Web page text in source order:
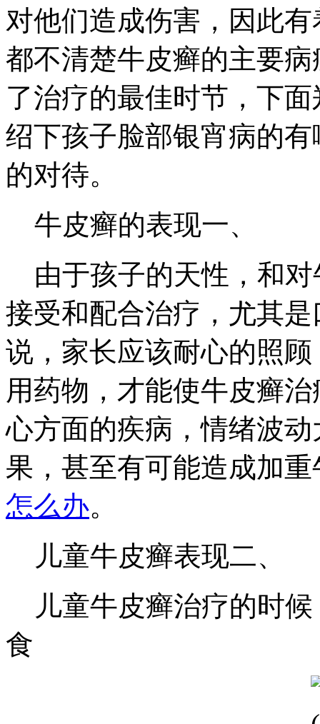
对他们造成伤害，因此
都不清楚牛皮癣的主要
了治疗的最佳时节，下
绍下孩子脸部银宵病的
的对待。
牛皮癣的表现一、
由于孩子的天性，和对
接受和配合治疗，尤其
说，家长应该耐心的照
用药物，才能使牛皮癣
心方面的疾病，情绪波
果，甚至有可能造成加
怎么办。
儿童牛皮癣表现二、
儿童牛皮癣治疗的时候
食